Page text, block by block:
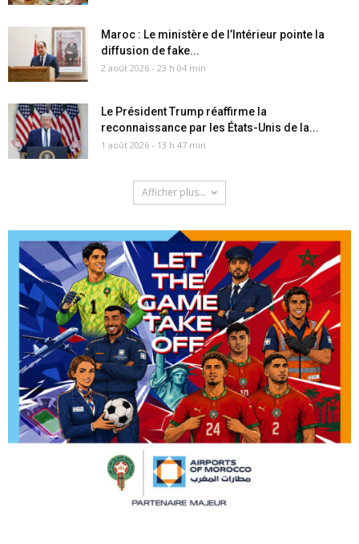
Maroc : Le ministère de l’Intérieur pointe la
diffusion de fake...
2 août 2026 - 23 h 04 min
Le Président Trump réaffirme la
reconnaissance par les États-Unis de la...
1 août 2026 - 13 h 47 min
Afficher plus...